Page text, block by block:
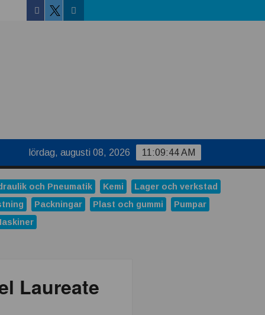
Facebook
TwitterLinkedin
11:09:45 AM
lördag, augusti 08, 2026
och Pneumatik Kemi
Lager och verkstad
Packningar Plast och gummi
Pumpar
Laureate